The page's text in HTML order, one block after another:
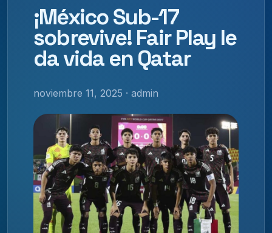
¡México Sub-17
sobrevive! Fair Play le
da vida en Qatar
noviembre 11, 2025 · admin